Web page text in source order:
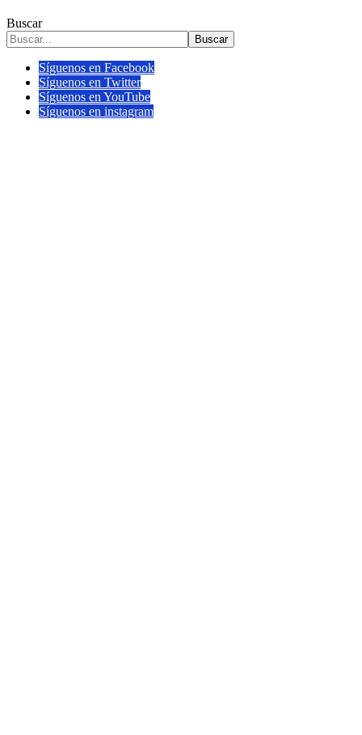
Buscar
Buscar
Síguenos en Facebook
Síguenos en Twitter
Síguenos en YouTube
Síguenos en instagram